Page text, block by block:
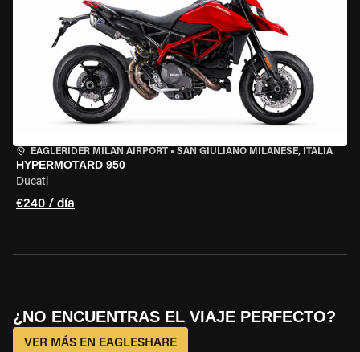
EAGLERIDER MILAN AIRPORT • SAN GIULIANO MILANESE, ITALIA
HYPERMOTARD 950
Ducati
€240 / día
¿NO ENCUENTRAS EL VIAJE PERFECTO?
VER MÁS EN EAGLESHARE